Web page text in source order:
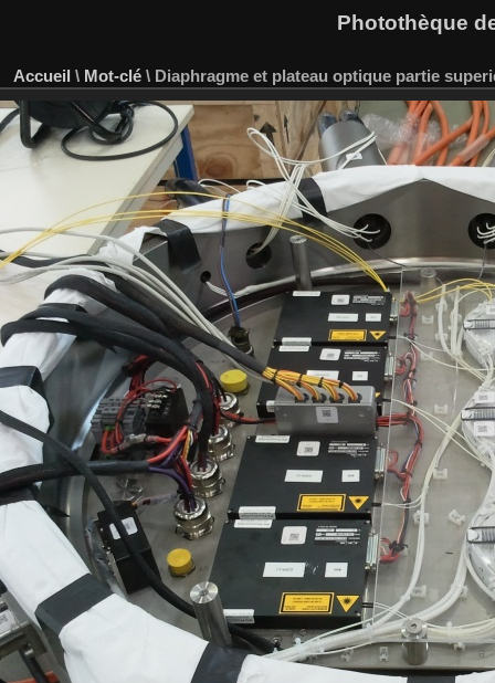
Photothèque
Accueil \ Mot-clé \ Diaphragme et plateau optique partie